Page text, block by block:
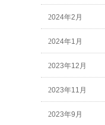
2024年2月
2024年1月
2023年12月
2023年11月
2023年9月